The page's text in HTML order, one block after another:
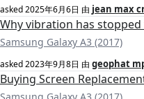
asked2025年6月6日 由 jean max
Why vibration has
Samsung Galaxy A3 (2017)
asked2023年9月8日 由 geophat
Buying Screen